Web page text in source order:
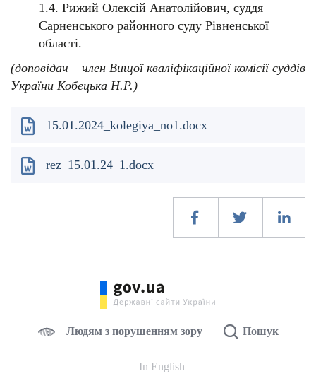
1.4. Рижий Олексій Анатолійович, суддя
Сарненського районного суду Рівненської
області.
(доповідач – член Вищої кваліфікаційної комісії суддів
України Кобецька Н.Р.)
15.01.2024_kolegiya_no1.docx
rez_15.01.24_1.docx
Людям з порушенням зору Пошук
In English